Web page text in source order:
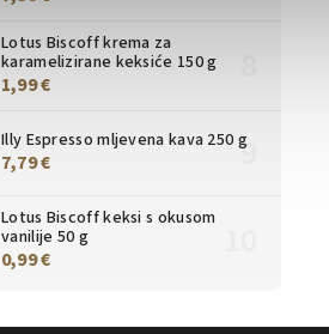
Lotus Biscoff krema za
karamelizirane keksiće 150 g
1,99 €
Illy Espresso mljevena kava 250 g
7,79 €
Lotus Biscoff keksi s okusom
vanilije 50 g
0,99 €